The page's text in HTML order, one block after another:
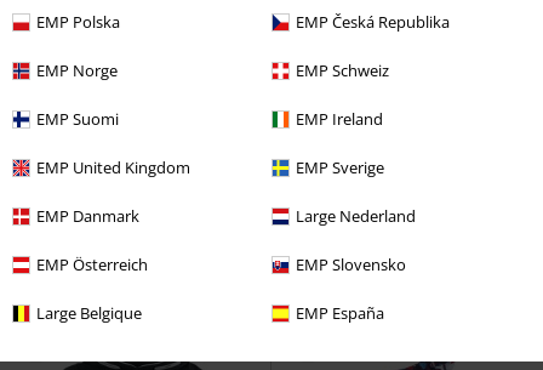
EMP Polska EMP Česká Republika
EMP Norge EMP Schweiz
EMP Suomi EMP Ireland
EMP United Kingdom EMP Sverige
EMP Danmark Large Nederland
EMP Österreich EMP Slovensko
Large Belgique EMP España
Super Villains
Justice League
Pantofle Daddy´s Lil Monster